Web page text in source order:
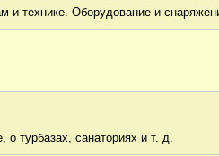
и технике. Оборудование и
турбазах, санаториях и т. д.